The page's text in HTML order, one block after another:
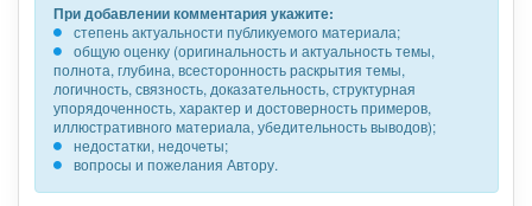
При добавлении комментария укажите:
степень актуальности публикуемого материала;
общую оценку (оригинальность и актуальность темы,
полнота, глубина, всесторонность раскрытия темы,
логичность, связность, доказательность, структурная
упорядоченность, характер и достоверность примеров,
иллюстративного материала, убедительность выводов);
недостатки, недочеты;
вопросы и пожелания Автору.